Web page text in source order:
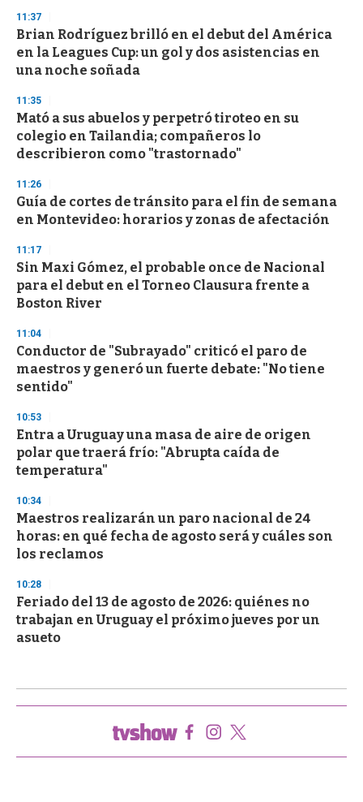
d
s
o
f
3
s
e
c
o
n
s
11:37
Brian Rodríguez brilló en el debut del América
en la Leagues Cup: un gol y dos asistencias en
una noche soñada
11:35
Mató a sus abuelos y perpetró tiroteo en su
colegio en Tailandia; compañeros lo
describieron como "trastornado"
11:26
Guía de cortes de tránsito para el fin de semana
en Montevideo: horarios y zonas de afectación
11:17
Sin Maxi Gómez, el probable once de Nacional
para el debut en el Torneo Clausura frente a
Boston River
11:04
Conductor de "Subrayado" criticó el paro de
maestros y generó un fuerte debate: "No tiene
sentido"
10:53
Entra a Uruguay una masa de aire de origen
polar que traerá frío: "Abrupta caída de
temperatura"
10:34
Maestros realizarán un paro nacional de 24
horas: en qué fecha de agosto será y cuáles son
los reclamos
10:28
Feriado del 13 de agosto de 2026: quiénes no
trabajan en Uruguay el próximo jueves por un
asueto